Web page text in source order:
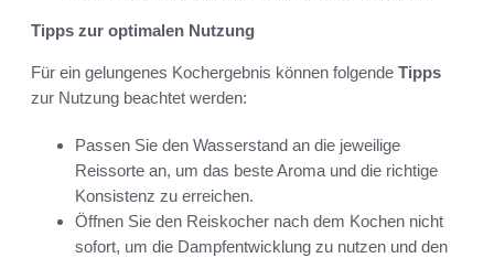
Tipps zur optimalen Nutzung
Für ein gelungenes Kochergebnis können folgende Tipps
zur Nutzung beachtet werden:
Passen Sie den Wasserstand an die jeweilige
Reissorte an, um das beste Aroma und die richtige
Konsistenz zu erreichen.
Öffnen Sie den Reiskocher nach dem Kochen nicht
sofort, um die Dampfentwicklung zu nutzen und den